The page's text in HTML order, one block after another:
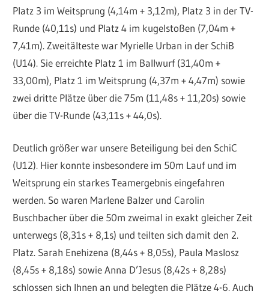
Platz 3 im Weitsprung (4,14m + 3,12m), Platz 3 in der TV-
Runde (40,11s) und Platz 4 im kugelstoßen (7,04m +
7,41m). Zweitälteste war Myrielle Urban in der SchiB
(U14). Sie erreichte Platz 1 im Ballwurf (31,40m +
33,00m), Platz 1 im Weitsprung (4,37m + 4,47m) sowie
zwei dritte Plätze über die 75m (11,48s + 11,20s) sowie
über die TV-Runde (43,11s + 44,0s).
Deutlich größer war unsere Beteiligung bei den SchiC
(U12). Hier konnte insbesondere im 50m Lauf und im
Weitsprung ein starkes Teamergebnis eingefahren
werden. So waren Marlene Balzer und Carolin
Buschbacher über die 50m zweimal in exakt gleicher Zeit
unterwegs (8,31s + 8,1s) und teilten sich damit den 2.
Platz. Sarah Enehizena (8,44s + 8,05s), Paula Maslosz
(8,45s + 8,18s) sowie Anna D’Jesus (8,42s + 8,28s)
schlossen sich Ihnen an und belegten die Plätze 4-6. Auch